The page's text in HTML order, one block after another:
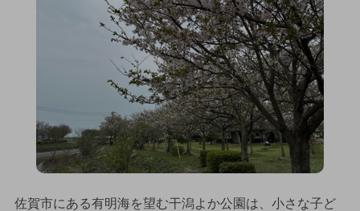
佐賀市にある有明海を望む干潟よか公園は、小さな子ど